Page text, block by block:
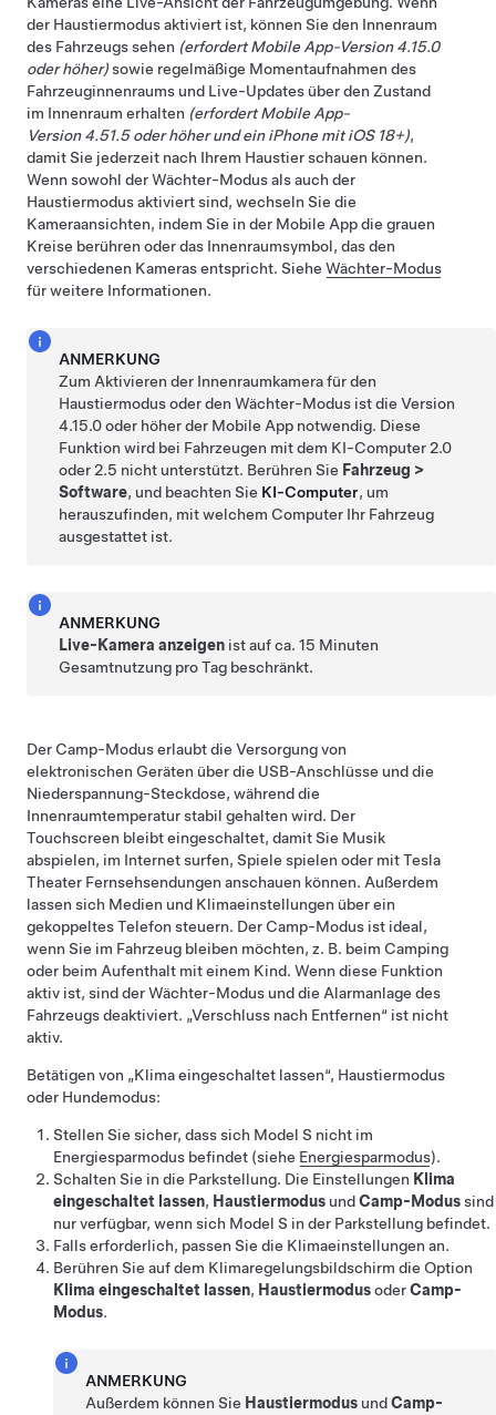
der Haustiermodusaktiviert ist, können Sie den Innenraum
des Fahrzeugs sehen (erfordert Mobile App-Version 4.15.0
oder höher)sowie regelmäßige Momentaufnahmen des
Fahrzeuginnenraums und Live-Updates über den Zustand
im Innenraum erhalten (erfordert Mobile App-
Version 4.51.5 oder höher und ein iPhone mit iOS 18+),
damit Sie jederzeit nach Ihrem Haustier schauen können.
Wenn sowohl der Wächter-Modus als auch der
Haustiermodusaktiviert sind, wechseln Sie die
Kameraansichten, indem Sie in der Mobile App die grauen
Kreise berühren oder das Innenraumsymbol, das den
verschiedenen Kameras entspricht. Siehe Wächter-Modus
für weitere Informationen.
ANMERKUNG
Zum Aktivieren der Innenraumkamera für den
Haustiermodusoder den Wächter-Modus ist die Version
4.15.0 oder höher der Mobile App notwendig. Diese
Funktion wird bei Fahrzeugen mit dem KI-Computer2.0
oder 2.5 nicht unterstützt. Berühren Sie Fahrzeug >
Software, und beachten Sie KI-Computer, um
herauszufinden, mit welchem Computer Ihr Fahrzeug
ausgestattet ist.
ANMERKUNG
Live-Kamera anzeigen ist auf ca.15 Minuten
Gesamtnutzung pro Tag beschränkt.
Der Camp-Modus erlaubt die Versorgung von
elektronischen Geräten über die USB-Anschlüsse und die
Niederspannung-Steckdose, während die
Innenraumtemperatur stabil gehalten wird. Der
Touchscreen bleibt eingeschaltet, damit Sie Musik
abspielen, im Internet surfen, Spiele spielen oder mit Tesla
Theater Fernsehsendungen anschauen können. Außerdem
lassen sich Medien und Klimaeinstellungen über ein
gekoppeltes Telefon steuern. Der Camp-Modus ist ideal,
wenn Sie im Fahrzeug bleiben möchten, z. B. beim Camping
oder beim Aufenthalt mit einem Kind. Wenn diese Funktion
aktiv ist, sind der Wächter-Modus und die Alarmanlage des
Fahrzeugs deaktiviert. „Verschluss nach Entfernen“ ist nicht
aktiv.
Betätigen von „Klima eingeschaltet lassen“, Haustiermodus
oder Hundemodus:
Stellen Sie sicher, dass sich Model S nicht im
Energiesparmodus befindet (siehe Energiesparmodus).
Schalten Sie in die Parkstellung. Die Einstellungen Klima
eingeschaltet lassen, Haustiermodus undCamp-Modussind
nur verfügbar, wenn sich Model S in der Parkstellung befindet.
Falls erforderlich, passen Sie die Klimaeinstellungen an.
Berühren Sie auf dem Klimaregelungsbildschirm die Option
Klima eingeschaltet lassen, HaustiermodusoderCamp-
Modus.
ANMERKUNG
Außerdem können Sie Haustiermodus undCamp-